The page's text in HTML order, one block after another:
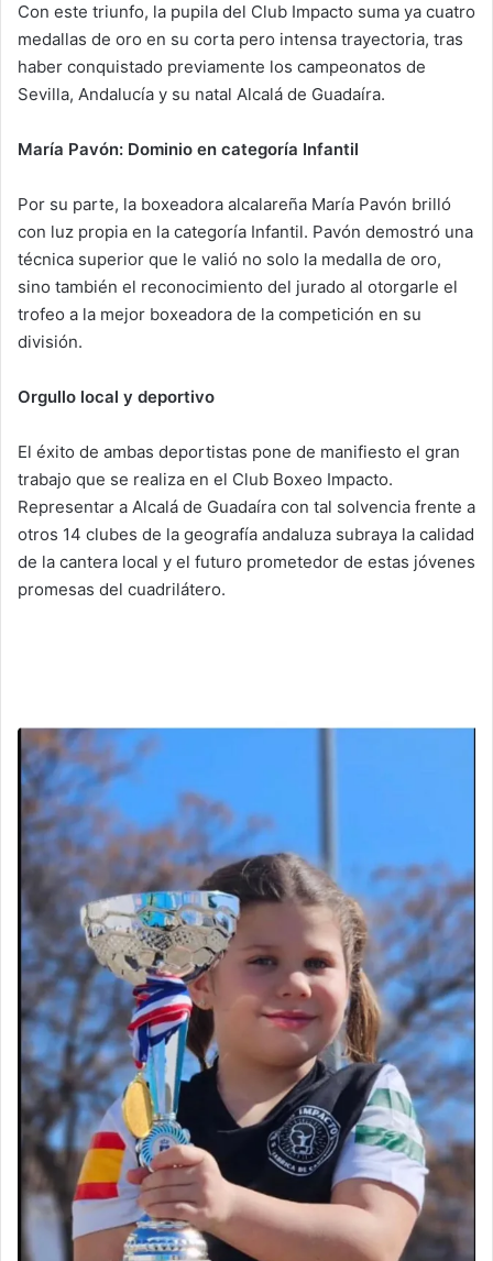
Con este triunfo, la pupila del Club Impacto suma ya cuatro
medallas de oro en su corta pero intensa trayectoria, tras
haber conquistado previamente los campeonatos de
Sevilla, Andalucía y su natal Alcalá de Guadaíra.
María Pavón: Dominio en categoría Infantil
Por su parte, la boxeadora alcalareña María Pavón brilló
con luz propia en la categoría Infantil. Pavón demostró una
técnica superior que le valió no solo la medalla de oro,
sino también el reconocimiento del jurado al otorgarle el
trofeo a la mejor boxeadora de la competición en su
división.
Orgullo local y deportivo
El éxito de ambas deportistas pone de manifiesto el gran
trabajo que se realiza en el Club Boxeo Impacto.
Representar a Alcalá de Guadaíra con tal solvencia frente a
otros 14 clubes de la geografía andaluza subraya la calidad
de la cantera local y el futuro prometedor de estas jóvenes
promesas del cuadrilátero.